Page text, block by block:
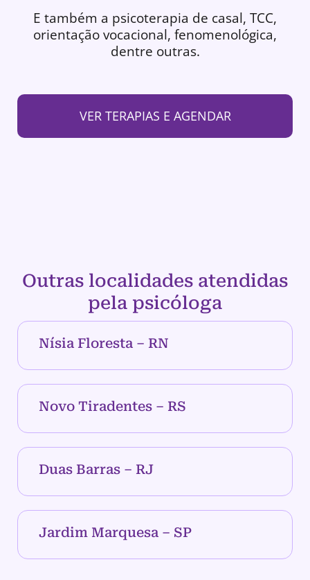
E também a psicoterapia de casal, TCC,
orientação vocacional, fenomenológica,
dentre outras.
VER TERAPIAS E AGENDAR
Outras localidades atendidas
pela psicóloga
Nísia Floresta – RN
Novo Tiradentes – RS
Duas Barras – RJ
Jardim Marquesa – SP